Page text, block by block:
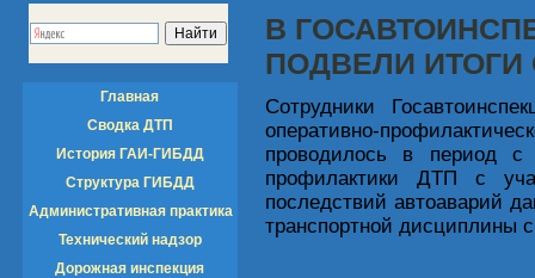
Главная
Сводка ДТП
История ГАИ-ГИБДД
Структура ГИБДД
Административная практика
Технический надзор
Дорожная инспекция
В
ПОДВЕЛИ
Сотрудники
оперативно-
проводилось в период
профилактики ДТП с
последствий автоаварий
транспортной дисциплины